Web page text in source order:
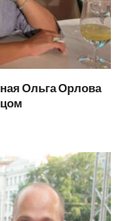
Ольга Орлова